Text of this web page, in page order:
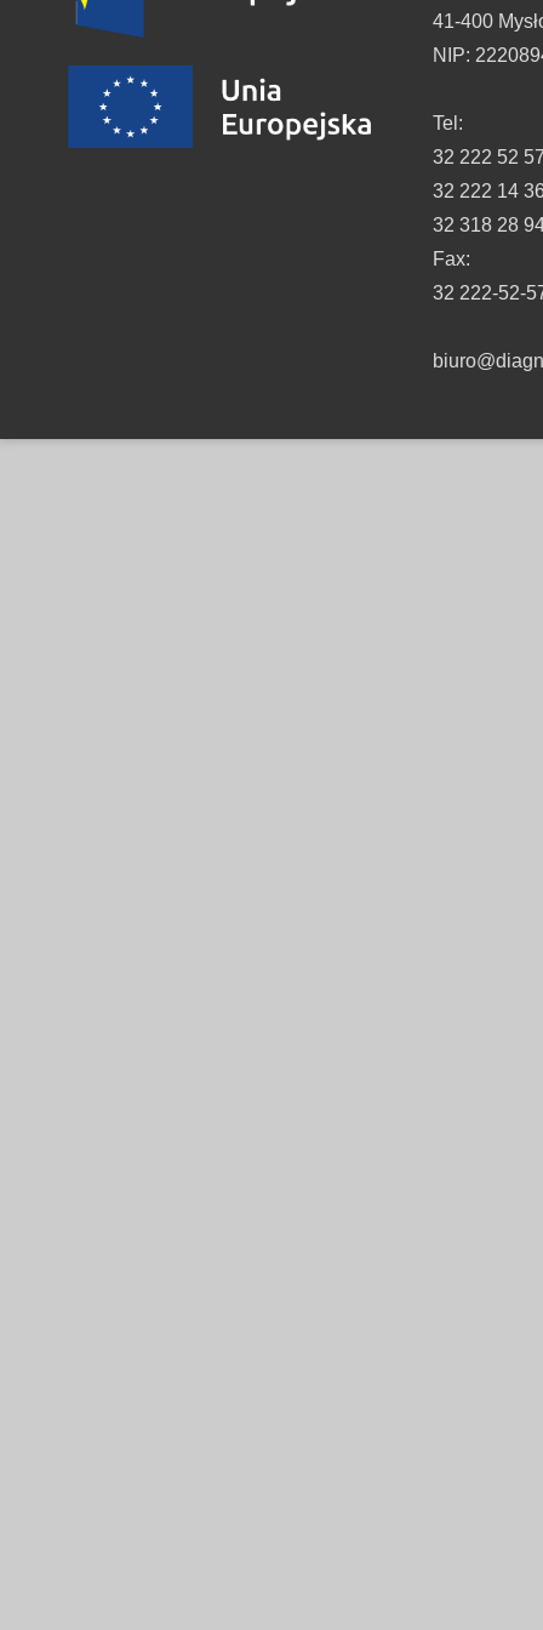
41-400
NIP:
Tel:
32 222 52
32 222 14
32 318 28
Fax:
32 222-52-